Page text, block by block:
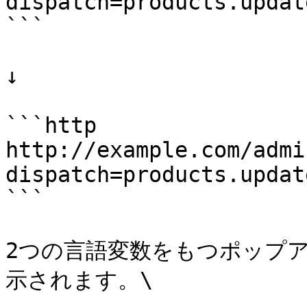
```
↓
```http
http://example.com/
```
2つの言語変数をもつポップ
示されます。\